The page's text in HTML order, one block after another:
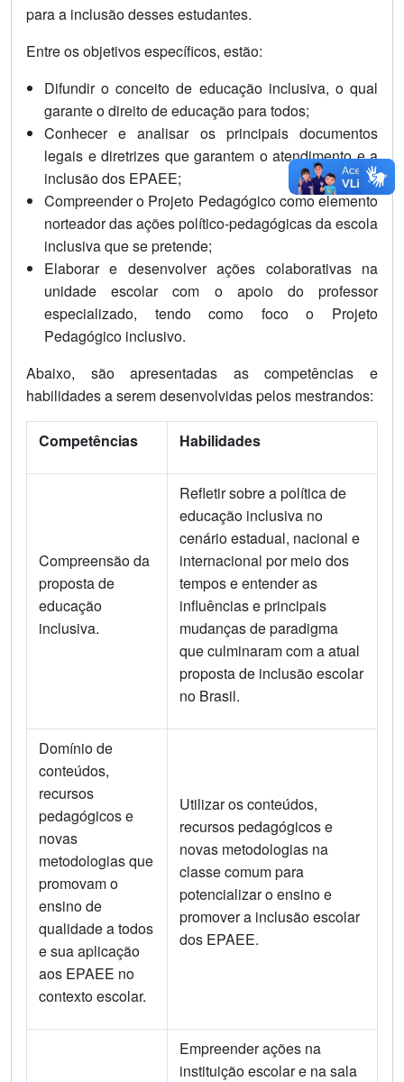
para a inclusão desses estudantes.
Entre os objetivos específicos, estão:
Difundir o conceito de educação inclusiva, o qual
garante o direito de educação para todos;
Conhecer e analisar os principais documentos
legais e diretrizes que garantem o atendimento e a
inclusão dos EPAEE;
Compreender o Projeto Pedagógico como elemento
norteador das ações político-pedagógicas da escola
inclusiva que se pretende;
Elaborar e desenvolver ações colaborativas na
unidade escolar com o apoio do professor
especializado, tendo como foco o Projeto
Pedagógico inclusivo.
Abaixo, são apresentadas as competências e
habilidades a serem desenvolvidas pelos mestrandos:
Competências Habilidades
Compreensão da
proposta de
educação
inclusiva.
Refletir sobre a política de
educação inclusiva no
cenário estadual, nacional e
internacional por meio dos
tempos e entender as
influências e principais
mudanças de paradigma
que culminaram com a atual
proposta de inclusão escolar
no Brasil.
Domínio de
conteúdos,
recursos
pedagógicos e
novas
metodologias que
promovam o
ensino de
qualidade a todos
e sua aplicação
aos EPAEE no
contexto escolar.
Utilizar os conteúdos,
recursos pedagógicos e
novas metodologias na
classe comum para
potencializar o ensino e
promover a inclusão escolar
dos EPAEE.
Empreender ações na
instituição escolar e na sala